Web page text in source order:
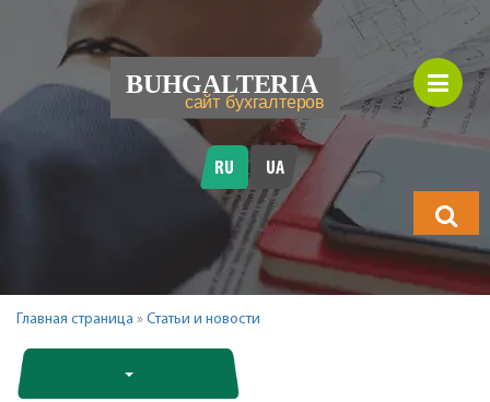
будете
искать?
RU UA
Главная страница » Статьи и новости